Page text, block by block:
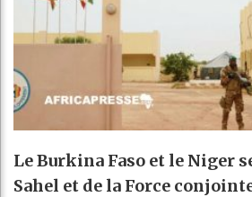
Le Burkina Faso et le Niger
Sahel et de la Force